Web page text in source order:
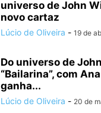
universo de John
novo cartaz
Lúcio de Oliveira - 19 de
Do universo de
“Bailarina”, com
ganha...
Lúcio de Oliveira - 20 de